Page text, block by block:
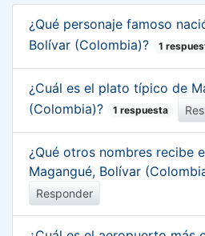
¿Qué personaje famoso
Bolívar (Colombia)?
1
¿Cuál es el plato típico de
(Colombia)?
1 respuesta
¿Qué otros nombres recibe
Magangué, Bolívar
Responder